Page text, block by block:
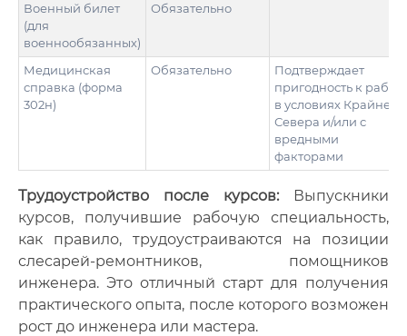
Военный билет
(для
военнообязанных)
Обязательно
Медицинская
справка (форма
302н)
Обязательно
Подтверждает
пригодность к
в условиях Крайнего
Севера и/или с
вредными
факторами
Трудоустройство после курсов:Выпускники
курсов, получившие рабочую специальность,
как правило, трудоустраиваются на позиции
слесарей-ремонтников, помощников
инженера. Это отличный старт для получения
практического опыта, после которого возможен
рост до инженера или мастера.